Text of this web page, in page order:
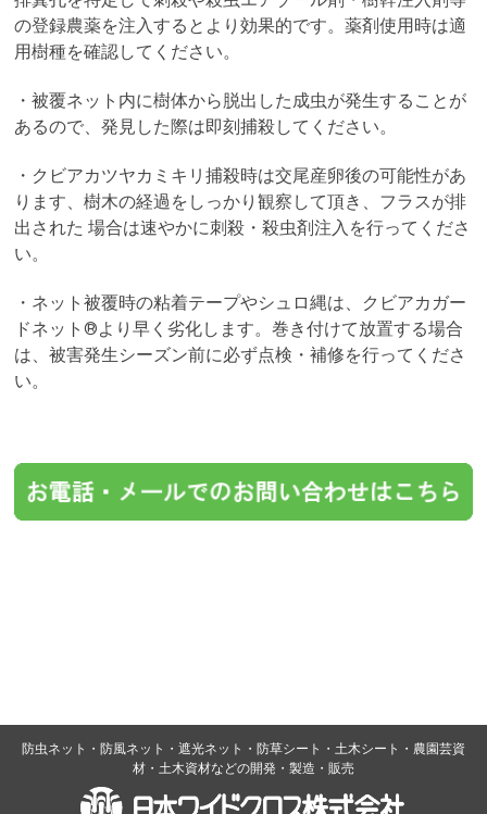
の登録農薬を注入するとより効果的です。薬剤使用時は適
用樹種を確認してください。
・被覆ネット内に樹体から脱出した成虫が発生することが
あるので、発見した際は即刻捕殺してください。
・クビアカツヤカミキリ捕殺時は交尾産卵後の可能性があ
ります、樹木の経過をしっかり観察して頂き、フラスが排
出された 場合は速やかに刺殺・殺虫剤注入を行ってくださ
い。
・ネット被覆時の粘着テープやシュロ縄は、クビアカガー
ドネット®より早く劣化します。巻き付けて放置する場合
は、被害発生シーズン前に必ず点検・補修を行ってくださ
い。
防虫ネット・防風ネット・遮光ネット・防草シート・土木シート・農園芸資
材・土木資材などの開発・製造・販売